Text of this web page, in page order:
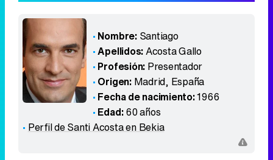
Nombre: Santiago
Apellidos:Acosta Gallo
Profesión: Presentador
Origen: Madrid, España
Fecha de nacimiento:1966
Edad:60 años
Perfil de Santi Acosta en Bekia